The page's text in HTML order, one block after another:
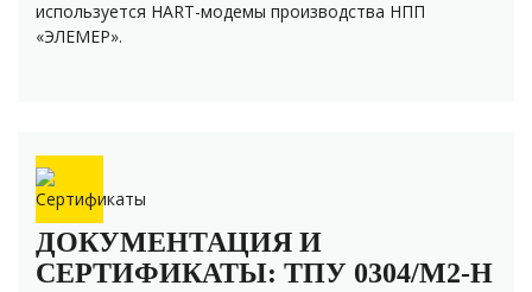
используется HART-модемы производства НПП
«ЭЛЕМЕР».
ДОКУМЕНТАЦИЯ И
СЕРТИФИКАТЫ: ТПУ 0304/М2-H